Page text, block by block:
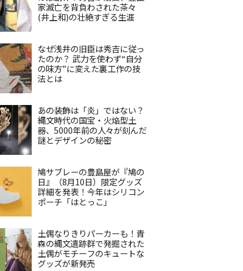
家滅亡を背負わされた茶々
(井上和)の壮絶すぎる生涯
なぜ浅井の旧臣は秀吉に従っ
たのか？ 武力を使わず“自分
の味方”に変えた裏工作の技
法とは
あの装飾は「炎」ではない？
縄文時代の国宝・火焔型土
器、5000年前の人々が刻んだ
謎とデザインの秘密
鳩サブレーの豊島屋が『鳩の
日』（8月10日）限定グッズ
詳細を発表！今年はシリコン
ポーチ「はとっこ」
土偶なりきりパーカーも！青
森の縄文遺跡群で発掘された
土偶がモチーフのキュートな
グッズが新発売